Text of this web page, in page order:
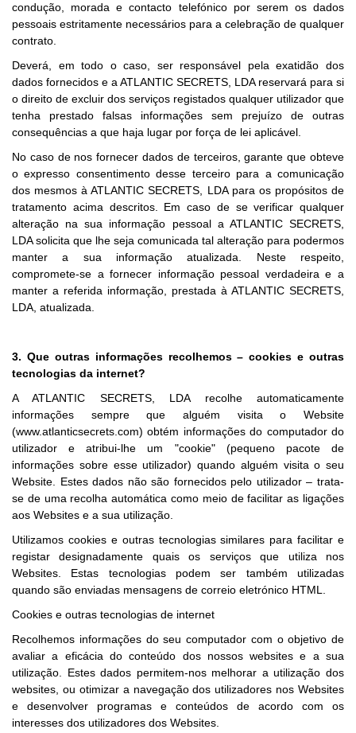
condução, morada e contacto telefónico por serem os dados
pessoais estritamente necessários para a celebração de qualquer
contrato.
Deverá, em todo o caso, ser responsável pela exatidão dos
dados fornecidos e a ATLANTIC SECRETS, LDA reservará para si
o direito de excluir dos serviços registados qualquer utilizador que
tenha prestado falsas informações sem prejuízo de outras
consequências a que haja lugar por força de lei aplicável.
No caso de nos fornecer dados de terceiros, garante que obteve
o expresso consentimento desse terceiro para a comunicação
dos mesmos à ATLANTIC SECRETS, LDA para os propósitos de
tratamento acima descritos. Em caso de se verificar qualquer
alteração na sua informação pessoal a ATLANTIC SECRETS,
LDA solicita que lhe seja comunicada tal alteração para podermos
manter a sua informação atualizada. Neste respeito,
compromete-se a fornecer informação pessoal verdadeira e a
manter a referida informação, prestada à ATLANTIC SECRETS,
LDA, atualizada.
3. Que outras informações recolhemos – cookies e outras
tecnologias da internet?
A ATLANTIC SECRETS, LDA recolhe automaticamente
informações sempre que alguém visita o Website
(www.atlanticsecrets.com) obtém informações do computador do
utilizador e atribui-lhe um "cookie" (pequeno pacote de
informações sobre esse utilizador) quando alguém visita o seu
Website. Estes dados não são fornecidos pelo utilizador – trata-
se de uma recolha automática como meio de facilitar as ligações
aos Websites e a sua utilização.
Utilizamos cookies e outras tecnologias similares para facilitar e
registar designadamente quais os serviços que utiliza nos
Websites. Estas tecnologias podem ser também utilizadas
quando são enviadas mensagens de correio eletrónico HTML.
Cookies e outras tecnologias de internet
Recolhemos informações do seu computador com o objetivo de
avaliar a eficácia do conteúdo dos nossos websites e a sua
utilização. Estes dados permitem-nos melhorar a utilização dos
websites, ou otimizar a navegação dos utilizadores nos Websites
e desenvolver programas e conteúdos de acordo com os
interesses dos utilizadores dos Websites.